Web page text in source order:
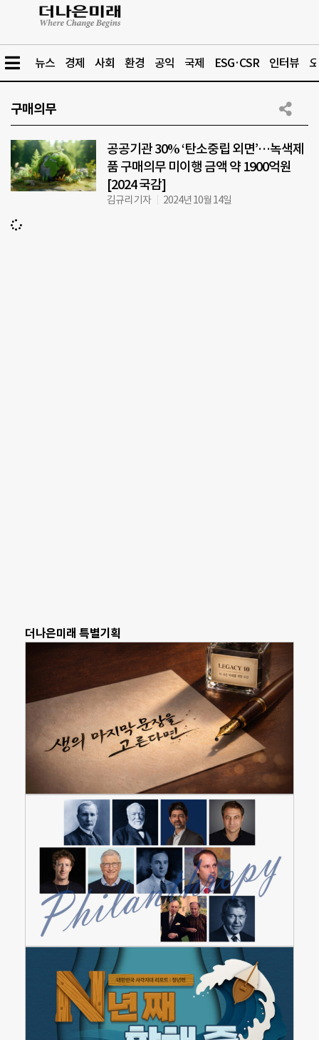
뉴스 경제 사회 환경 공익 국제 ESG·CSR 인터뷰
구매의무
공공기관 30% ‘탄소중립 외면’…녹색제
품 구매의무 미이행 금액 약 1900억원
[2024 국감]
김규리 기자 2024년 10월 14일
더나은미래 특별기획